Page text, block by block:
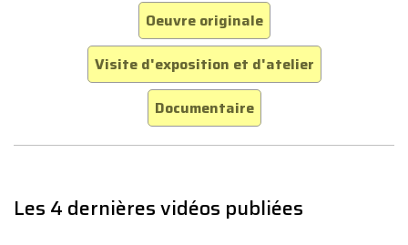
Oeuvre originale
Visite d'exposition et d'atelier
Documentaire
Les 4 dernières vidéos publiées